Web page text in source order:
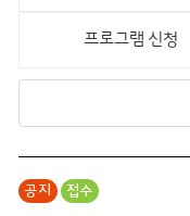
프로그램 신청
공지 접수